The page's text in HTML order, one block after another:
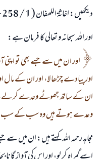
ديكھيں: اغاثۃ اللھفان ( 1 / 258 - 259 ).
اور اللہ سبحانہ و تعالى كا فرمان ہے:
اور ان ميں سے جسے بھى تو اپنى
اور پيادے چڑھا لا، اور ان كے مال
ان كے ساتھ جھوٹے وعدے كر لے،
وعدے ہوتے ہيں وہ سب كے سب
مجاہد رحمہ اللہ كہتے ہيں: ان ميں